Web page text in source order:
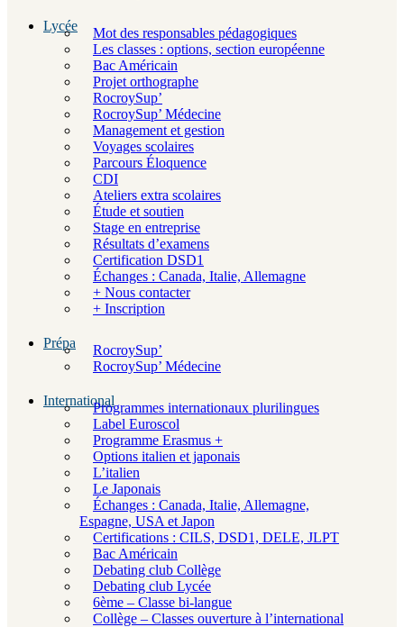
Lycée
Mot des responsables pédagogiques
Les classes : options, section européenne
Bac Américain
Projet orthographe
RocroySup’
RocroySup’ Médecine
Management et gestion
Voyages scolaires
Parcours Éloquence
CDI
Ateliers extra scolaires
Étude et soutien
Stage en entreprise
Résultats d’examens
Certification DSD1
Échanges : Canada, Italie, Allemagne
+ Nous contacter
+ Inscription
Prépa
RocroySup’
RocroySup’ Médecine
InternationalProgrammes internationaux plurilingues
Label Euroscol
Programme Erasmus +
Options italien et japonais
L’italien
Le Japonais
Échanges : Canada, Italie, Allemagne,
Espagne, USA et Japon
Certifications : CILS, DSD1, DELE, JLPT
Bac Américain
Debating club Collège
Debating club Lycée
6ème – Classe bi-langue
Collège – Classes ouverture à l’international